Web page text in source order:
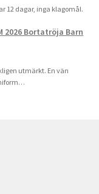
12 dagar, inga klagomål.
2026 Bortatröja Barn
utmärkt. En vän